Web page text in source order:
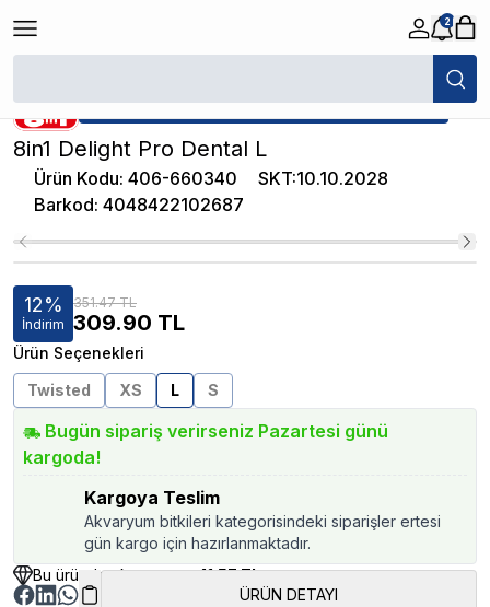
2
/
★ Atakan Petshop, 8 in 1 yetkili satıcısıdır.
8in1 Delight Pro Dental L
Ürün Kodu: 406-660340 SKT:10.10.2028
Barkod: 4048422102687
12%
İndirim
351.47 TL
309.90 TL
Ürün Seçenekleri
Twisted
XS L S
Bugün sipariş verirseniz Pazartesi günü
kargoda!
Kargoya Teslim
Akvaryum bitkileri kategorisindeki siparişler ertesi
gün kargo için hazırlanmaktadır.
Bu üründen kazancınız41.57 TL
ÜRÜN DETAYI